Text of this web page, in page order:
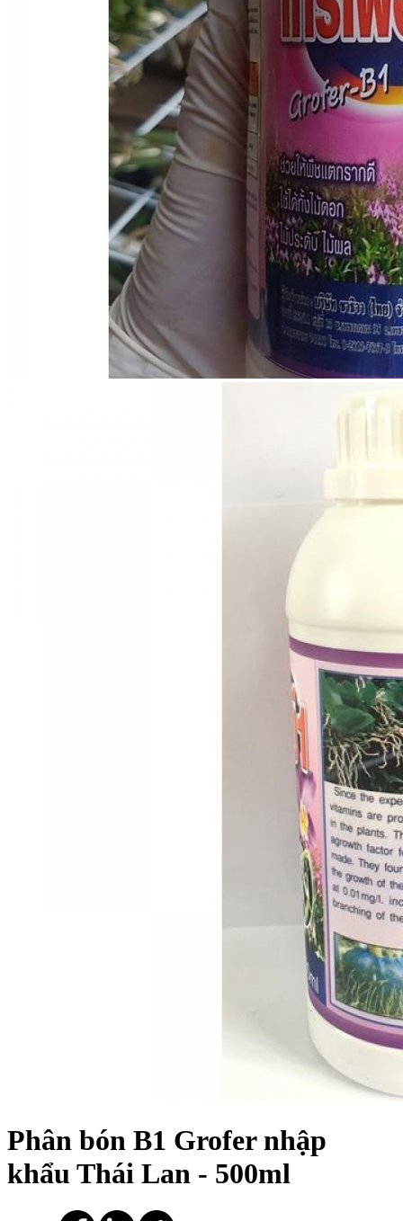
Phân bón B1 Grofer nhập
khẩu Thái Lan - 500ml